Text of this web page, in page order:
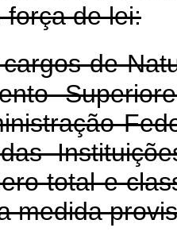
força de lei:
de
total e
medida